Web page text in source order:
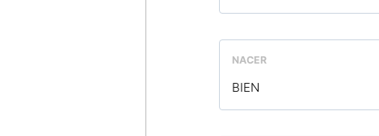
NACER
BIEN